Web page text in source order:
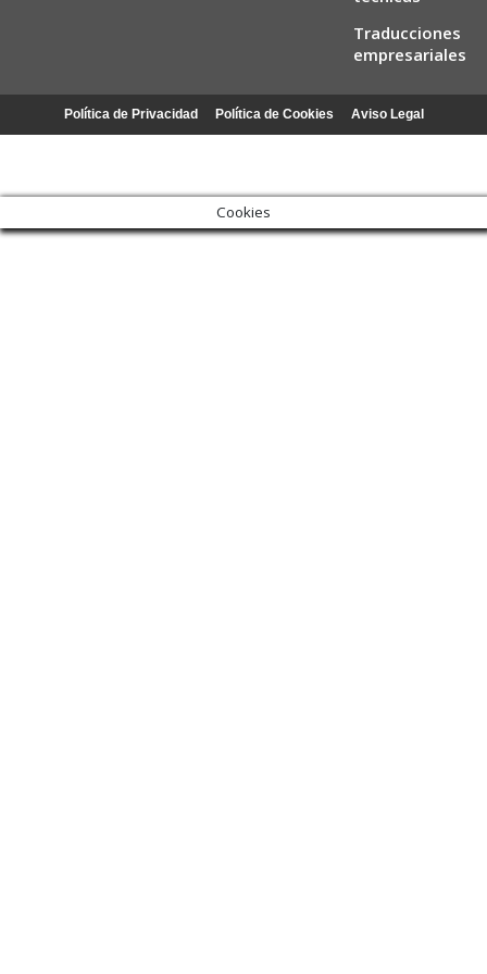
Traducciones
empresariales
Política de Privacidad Política de Cookies Aviso Legal
Cookies